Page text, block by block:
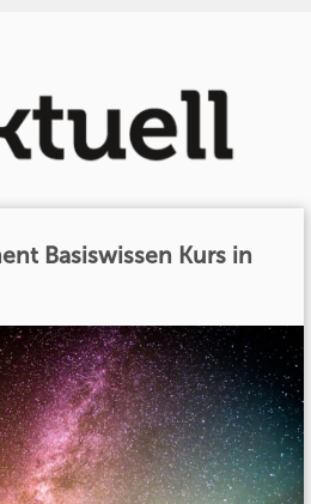
Basiswissen Kurs in